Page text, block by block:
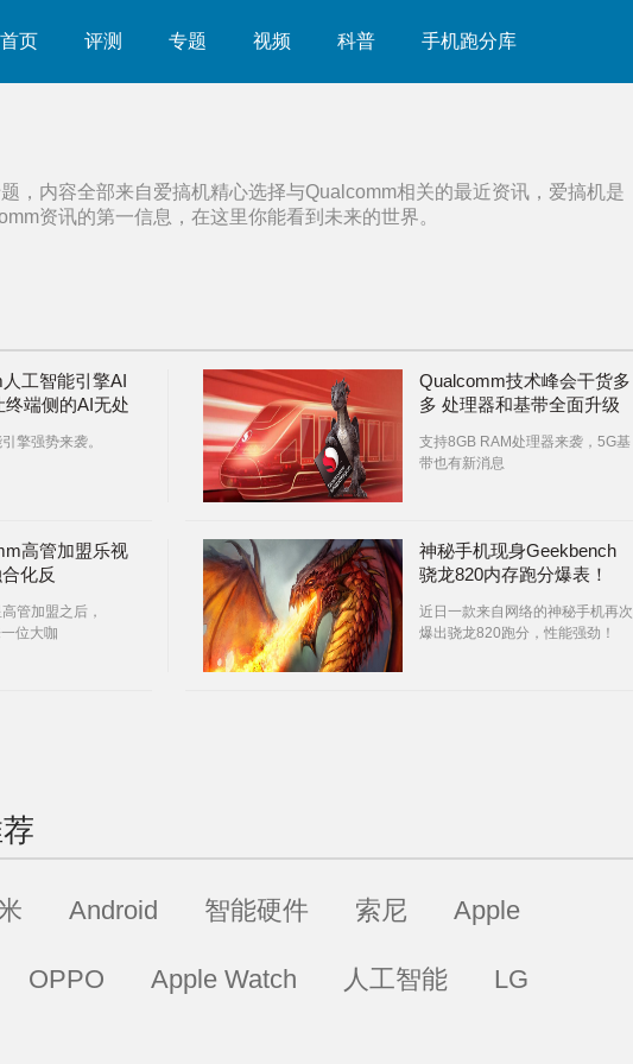
首页 评测 专题 视频 科普 手机跑分库
，内容全部来自爱搞机精心选择与Qualcomm相关的最近资讯，爱搞机是
资讯的第一信息，在这里你能看到未来的世界。
工智能引擎AI
终端侧的AI无处
擎强势来袭。
Qualcomm技术峰会干货多
多 处理器和基带全面升级
支持8GB RAM处理器来袭，5G基
带也有新消息
高管加盟乐视
化反
管加盟之后，
位大咖
神秘手机现身Geekbench
骁龙820内存跑分爆表！
近日一款来自网络的神秘手机再次
爆出骁龙820跑分，性能强劲！
Android 智能硬件 索尼 Apple
OPPO Apple Watch 人工智能 LG